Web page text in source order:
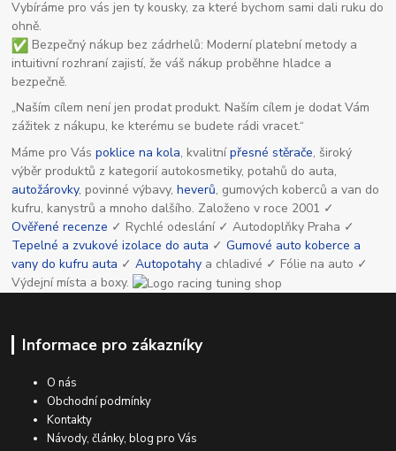
Vybíráme pro vás jen ty kousky, za které bychom sami dali ruku do
ohně.
Bezpečný nákup bez zádrhelů: Moderní platební metody a
intuitivní rozhraní zajistí, že váš nákup proběhne hladce a
bezpečně.
„Naším cílem není jen prodat produkt. Naším cílem je dodat Vám
zážitek z nákupu, ke kterému se budete rádi vracet.“
Máme pro Váspoklice na kola, kvalitnípřesné stěrače, široký
výběr produktů z kategorií autokosmetiky, potahů do auta,
autožárovky, povinné výbavy,heverů, gumových koberců a van do
kufru, kanystrů a mnoho dalšího. Založeno v roce 2001 ✓
Ověřené recenze ✓ Rychlé odeslání ✓ Autodoplňky Praha ✓
Tepelné a zvukové izolace do auta ✓Gumové auto koberce a
vany do kufru auta ✓Autopotahy a chladivé ✓ Fólie na auto ✓
Výdejní místa a boxy.
Informace pro zákazníky
O nás
Obchodní podmínky
Kontakty
Návody, články, blog pro Vás